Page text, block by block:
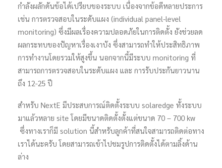
กำลังผลักดันข้อได้เปรียบของระบบ เนื่องจากข้อดีหลายประการ
เช่น การตรวจสอบในระดับแผง (individual panel-level
monitoring) ซึ่งมีผลเรื่องความปลอดภัยในการติดตั้ง ยังช่วยลด
ผลกระทบของปัญหาเรื่องเงาบัง ซึ่งสามารถทำให้ประสิทธิภาพ
การทำงานโดยรวมให้สูงขึ้น นอกจากนี้มีระบบ monitoring ที่
สามารถการตรวจสอบในระดับแผง และ การรับประกันยาวนาน
ถึง 12-25 ปี
สำหรับ NextE มีประสบการณ์ติดตั้งระบบ solaredge ทั้งระบบ
มาแล้วหลาย site โดยมีขนาดติดตั้งตั้งแต่ขนาด 70 – 700 kw
ซึ่งทางเราก็มี solution นี้สำหรับลูกค้าที่สนใจสามารถติดต่อทาง
เราได้นะครับ โดยสามารถเข้าไปชมรูปการติดตั้งได้ตามลิ้งด้าน
ล่าง